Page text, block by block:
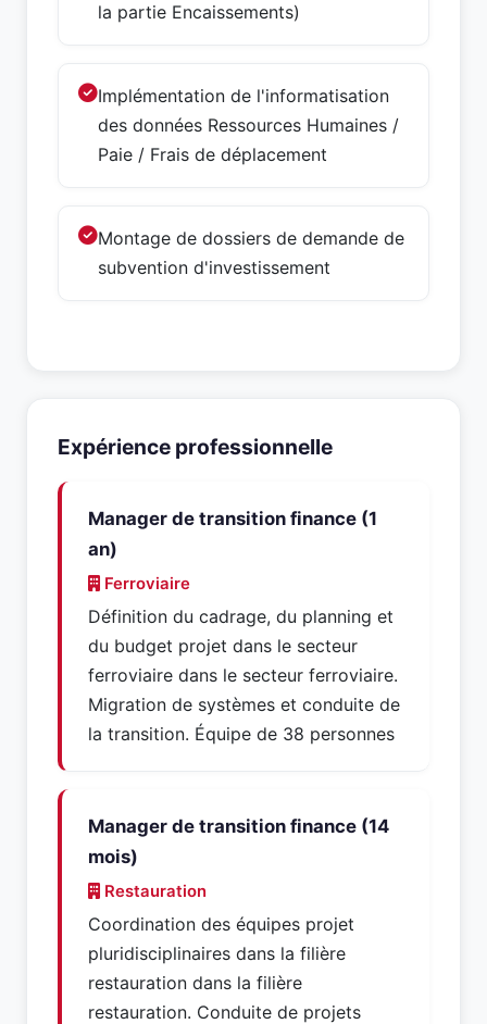
la partie Encaissements)
Implémentation de l'informatisation
des données Ressources Humaines /
Paie / Frais de déplacement
Montage de dossiers de demande de
subvention d'investissement
Expérience professionnelle
Manager de transition finance (1
an)
Ferroviaire
Définition du cadrage, du planning et
du budget projet dans le secteur
ferroviaire dans le secteur ferroviaire.
Migration de systèmes et conduite de
la transition. Équipe de 38 personnes
Manager de transition finance (14
mois)
Restauration
Coordination des équipes projet
pluridisciplinaires dans la filière
restauration dans la filière
restauration. Conduite de projets